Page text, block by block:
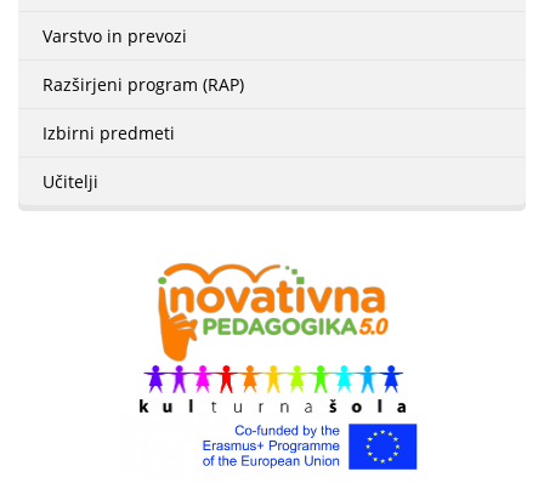
Varstvo in prevozi
Razširjeni program (RAP)
Izbirni predmeti
Učitelji